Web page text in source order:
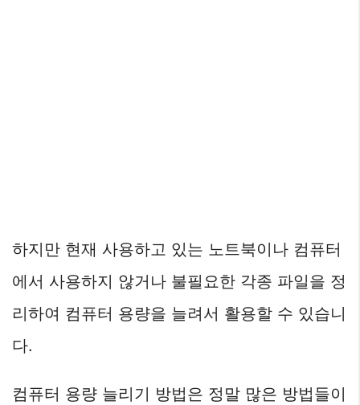
하지만 현재 사용하고 있는 노트북이나 컴퓨터
에서 사용하지 않거나 불필요한 각종 파일을 정
리하여 컴퓨터 용량을 늘려서 활용할 수 있습니
다.
컴퓨터 용량 늘리기 방법은 정말 많은 방법들이